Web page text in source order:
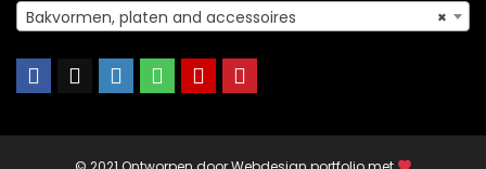
×
Bakvormen, platen and accessoires